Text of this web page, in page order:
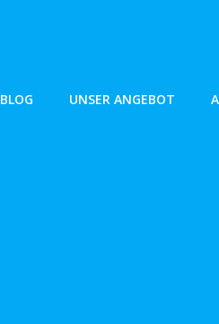
BLOG UNSER ANGEBOT